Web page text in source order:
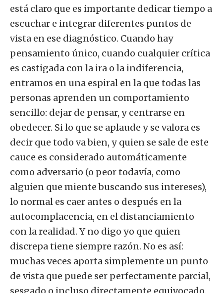
está claro que es importante dedicar tiempo a
escuchar e integrar diferentes puntos de
vista en ese diagnóstico. Cuando hay
pensamiento único, cuando cualquier crítica
es castigada con la ira o la indiferencia,
entramos en una espiral en la que todas las
personas aprenden un comportamiento
sencillo: dejar de pensar, y centrarse en
obedecer. Si lo que se aplaude y se valora es
decir que todo va bien, y quien se sale de este
cauce es considerado automáticamente
como adversario (o peor todavía, como
alguien que miente buscando sus intereses),
lo normal es caer antes o después en la
autocomplacencia, en el distanciamiento
con la realidad. Y no digo yo que quien
discrepa tiene siempre razón. No es así:
muchas veces aporta simplemente un punto
de vista que puede ser perfectamente parcial,
sesgado o incluso directamente equivocado.